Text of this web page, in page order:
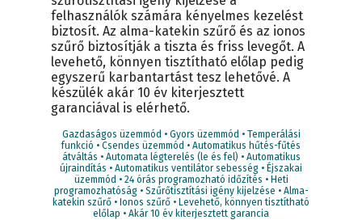
felhasználók számára kényelmes kezelést
biztosít. Az alma-katekin szűrő és az ionos
szűrő biztosítják a tiszta és friss levegőt. A
levehető, könnyen tisztítható előlap pedig
egyszerű karbantartást tesz lehetővé. A
készülék akár 10 év kiterjesztett
garanciával is elérhető.
Gazdaságos üzemmód • Gyors üzemmód • Temperálási
funkció • Csendes üzemmód • Automatikus hűtés-fűtés
átváltás • Automata légterelés (le és fel) • Automatikus
újraindítás • Automatikus ventilátor sebesség • Éjszakai
üzemmód • 24 órás programozható időzítés • Heti
programozhatóság • Szűrőtisztítási igény kijelzése • Alma-
katekin szűrő • Ionos szűrő • Levehető, könnyen tisztítható
előlap • Akár 10 év kiterjesztett garancia